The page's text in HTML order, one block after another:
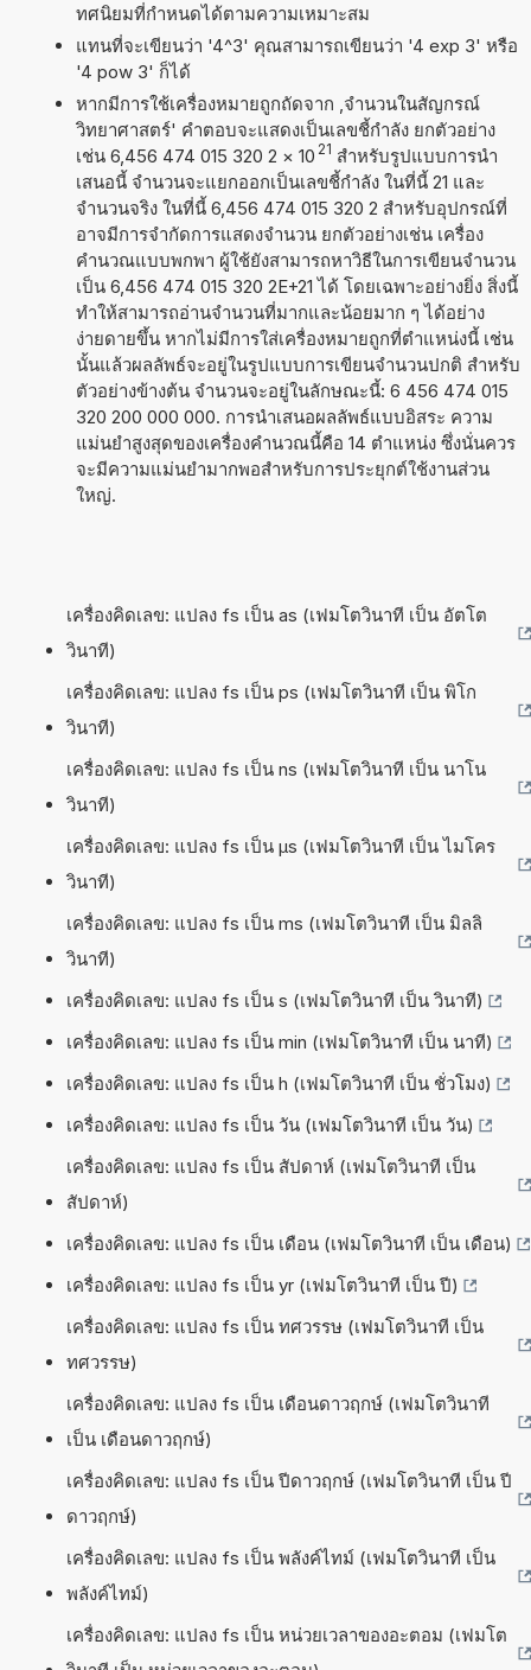
ทศนิยมที่กำหนดได้ตามความเหมาะสม
แทนที่จะเขียนว่า '4^3' คุณสามารถเขียนว่า '4 exp 3' หรือ
'4 pow 3' ก็ได้
หากมีการใช้เครื่องหมายถูกถัดจาก ,จำนวนในสัญกรณ์
วิทยาศาสตร์' คำตอบจะแสดงเป็นเลขชี้กำลัง ยกตัวอย่าง
เช่น 6,456 474 015 320 2 × 10 21 สำหรับรูปแบบการนำ
เสนอนี้ จำนวนจะแยกออกเป็นเลขชี้กำลัง ในที่นี้ 21 และ
จำนวนจริง ในที่นี้ 6,456 474 015 320 2 สำหรับอุปกรณ์ที่
อาจมีการจำกัดการแสดงจำนวน ยกตัวอย่างเช่น เครื่อง
คำนวณแบบพกพา ผู้ใช้ยังสามารถหาวิธีในการเขียนจำนวน
เป็น 6,456 474 015 320 2E+21 ได้ โดยเฉพาะอย่างยิ่ง สิ่งนี้
ทำให้สามารถอ่านจำนวนที่มากและน้อยมาก ๆ ได้อย่าง
ง่ายดายขึ้น หากไม่มีการใส่เครื่องหมายถูกที่ตำแหน่งนี้ เช่น
นั้นแล้วผลลัพธ์จะอยู่ในรูปแบบการเขียนจำนวนปกติ สำหรับ
ตัวอย่างข้างต้น จำนวนจะอยู่ในลักษณะนี้: 6 456 474 015
320 200 000 000. การนำเสนอผลลัพธ์แบบอิสระ ความ
แม่นยำสูงสุดของเครื่องคำนวณนี้คือ 14 ตำแหน่ง ซึ่งนั่นควร
จะมีความแม่นยำมากพอสำหรับการประยุกต์ใช้งานส่วน
ใหญ่.
เครื่องคิดเลข: แปลง fs เป็น as (เฟมโตวินาที เป็น อัตโต
วินาที)
เครื่องคิดเลข: แปลง fs เป็น ps (เฟมโตวินาที เป็น พิโก
วินาที)
เครื่องคิดเลข: แปลง fs เป็น ns (เฟมโตวินาที เป็น นาโน
วินาที)
เครื่องคิดเลข: แปลง fs เป็น µs (เฟมโตวินาที เป็น ไมโคร
วินาที)
เครื่องคิดเลข: แปลง fs เป็น ms (เฟมโตวินาที เป็น มิลลิ
วินาที)
เครื่องคิดเลข: แปลง fs เป็น s (เฟมโตวินาที เป็น วินาที)
เครื่องคิดเลข: แปลง fs เป็น min (เฟมโตวินาที เป็น นาที)
เครื่องคิดเลข: แปลง fs เป็น h (เฟมโตวินาที เป็น ชั่วโมง)
เครื่องคิดเลข: แปลง fs เป็น วัน (เฟมโตวินาที เป็น วัน)
เครื่องคิดเลข: แปลง fs เป็น สัปดาห์ (เฟมโตวินาที เป็น
สัปดาห์)
เครื่องคิดเลข: แปลง fs เป็น เดือน (เฟมโตวินาที เป็น เดือน)
เครื่องคิดเลข: แปลง fs เป็น yr (เฟมโตวินาที เป็น ปี)
เครื่องคิดเลข: แปลง fs เป็น ทศวรรษ (เฟมโตวินาที เป็น
ทศวรรษ)
เครื่องคิดเลข: แปลง fs เป็น เดือนดาวฤกษ์ (เฟมโตวินาที
เป็น เดือนดาวฤกษ์)
เครื่องคิดเลข: แปลง fs เป็น ปีดาวฤกษ์ (เฟมโตวินาที เป็น ปี
ดาวฤกษ์)
เครื่องคิดเลข: แปลง fs เป็น พลังค์ไทม์ (เฟมโตวินาที เป็น
พลังค์ไทม์)
เครื่องคิดเลข: แปลง fs เป็น หน่วยเวลาของอะตอม (เฟมโต